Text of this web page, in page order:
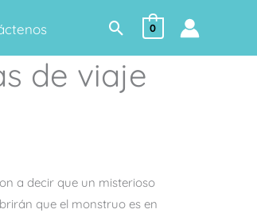
Buscar
0
de viaje
a decir que un misterioso
que el monstruo es en